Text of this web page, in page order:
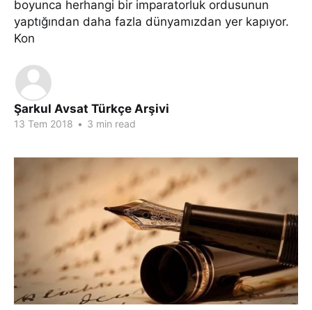
boyunca herhangi bir imparatorluk ordusunun
yaptığından daha fazla dünyamızdan yer kapıyor.
Kon
Şarkul Avsat Türkçe Arşivi
13 Tem 2018 • 3 min read